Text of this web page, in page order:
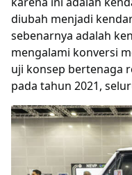
diubah menjadi
sebenarnya adalah
mengalami konversi
uji konsep bertenaga
pada tahun 2021,